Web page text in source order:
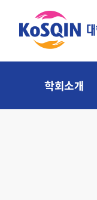
학회소개